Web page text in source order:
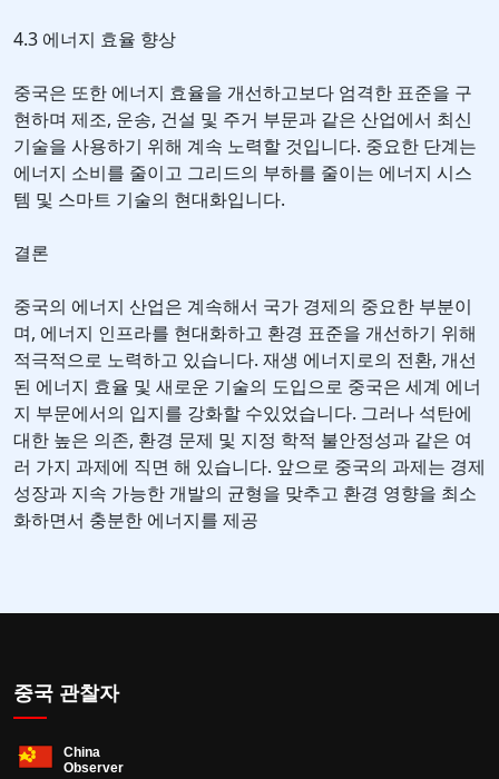
4.3 에너지 효율 향상
중국은 또한 에너지 효율을 개선하고보다 엄격한 표준을 구
현하며 제조, 운송, 건설 및 주거 부문과 같은 산업에서 최신
기술을 사용하기 위해 계속 노력할 것입니다. 중요한 단계는
에너지 소비를 줄이고 그리드의 부하를 줄이는 에너지 시스
템 및 스마트 기술의 현대화입니다.
결론
중국의 에너지 산업은 계속해서 국가 경제의 중요한 부분이
며, 에너지 인프라를 현대화하고 환경 표준을 개선하기 위해
적극적으로 노력하고 있습니다. 재생 에너지로의 전환, 개선
된 에너지 효율 및 새로운 기술의 도입으로 중국은 세계 에너
지 부문에서의 입지를 강화할 수있었습니다. 그러나 석탄에
대한 높은 의존, 환경 문제 및 지정 학적 불안정성과 같은 여
러 가지 과제에 직면 해 있습니다. 앞으로 중국의 과제는 경제
성장과 지속 가능한 개발의 균형을 맞추고 환경 영향을 최소
화하면서 충분한 에너지를 제공
중국 관찰자